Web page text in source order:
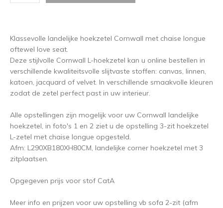
Klassevolle landelijke hoekzetel Cornwall met chaise longue
oftewel love seat.
Deze stijlvolle Cornwall L-hoekzetel kan u online bestellen in
verschillende kwaliteitsvolle slijtvaste stoffen: canvas, linnen,
katoen, jacquard of velvet. In verschillende smaakvolle kleuren
zodat de zetel perfect past in uw interieur.
Alle opstellingen zijn mogelijk voor uw Cornwall landelijke
hoekzetel, in foto's 1 en 2 ziet u de opstelling 3-zit hoekzetel
L-zetel met chaise longue opgesteld.
Afm: L290XB180XH80CM, landelijke corner hoekzetel met 3
zitplaatsen.
Opgegeven prijs voor stof CatA
Meer info en prijzen voor uw opstelling vb sofa 2-zit (afm